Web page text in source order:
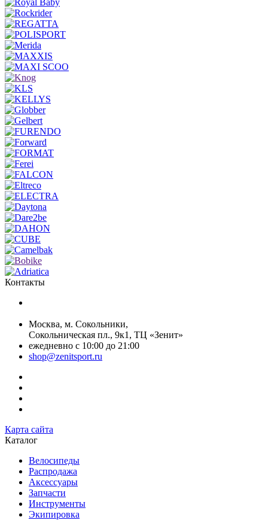
Контакты
Москва, м. Сокольники,
Сокольническая пл., 9к1, ТЦ «Зенит»
ежедневно с 10:00 до 21:00
shop@zenitsport.ru
Карта сайта
Каталог
Велосипеды
Распродажа
Аксессуары
Запчасти
Инструменты
Экипировка